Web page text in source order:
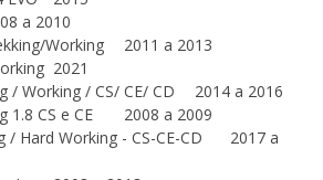
a 2010
Working
2011 a 2013
2021
/ Working / CS/ CE/ CD
2014 a 2016
1.8 CS e CE
2008 a 2009
/ Hard Working - CS-CE-CD
2017 a